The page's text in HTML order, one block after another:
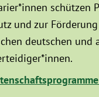
schützen
und zur
deutschen und